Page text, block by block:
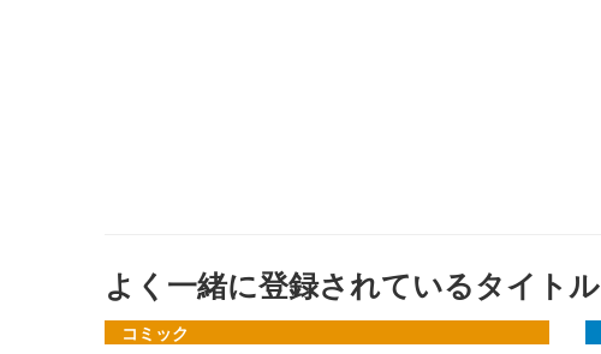
よく一緒に登録されているタイトル
コミック